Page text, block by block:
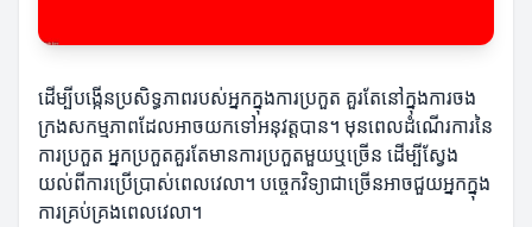
ដើម្បីបង្កើនប្រសិទ្ធភាពរបស់អ្នកក្នុងការប្រកួត គួរតែនៅក្នុងការចង
ក្រងសកម្មភាពដែលអាចយកទៅអនុវត្តបាន។ មុនពេលដំណើរការនៃ
ការប្រកួត អ្នកប្រកួតគួរតែមានការប្រកួតមួយឬច្រើន ដើម្បីស្វែង
យល់ពីការប្រើប្រាស់ពេលវេលា។ បច្ចេកវិទ្យាជាច្រើនអាចជួយអ្នកក្នុង
ការគ្រប់គ្រងពេលវេលា។